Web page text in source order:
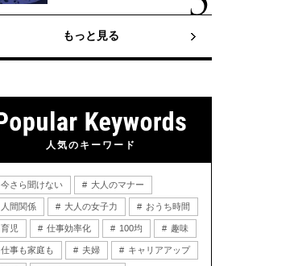
もっと見る
人気のキーワード
今さら聞けない 大人のマナー
人間関係 大人の女子力 おうち時間
育児 仕事効率化 100均 趣味
仕事も家庭も 夫婦 キャリアアップ